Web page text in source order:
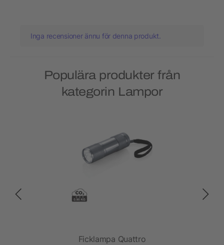
Inga recensioner ännu för denna produkt.
Populära produkter från
kategorin Lampor
Ficklampa Quattro